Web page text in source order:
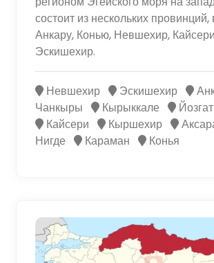
состоит из нескольких
Анкару, Конью, Невшехир,
Эскишехир.
Невшехир Эскишехир
Чанкыры
Кырыккале Йозгат
Кайсери
Кыршехир
Нигде
Караман Конья